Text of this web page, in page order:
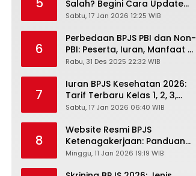
Salah? Begini Cara Update
Rekening, Alamat, HP di JMO
Sabtu, 17 Jan 2026 12:25 WIB
6
Perbedaan BPJS PBI dan Non-
PBI: Peserta, Iuran, Manfaat &
Masa Berlaku Terbaru 2026
Rabu, 31 Des 2025 22:32 WIB
7
Iuran BPJS Kesehatan 2026:
Tarif Terbaru Kelas 1, 2, 3,
Cara Bayar, Denda &
JKN-KIS
Sabtu, 17 Jan 2026 06:40 WIB
8
Website Resmi BPJS
Ketenagakerjaan: Panduan
Lengkap Akses dan Fitur
Minggu, 11 Jan 2026 19:19 WIB